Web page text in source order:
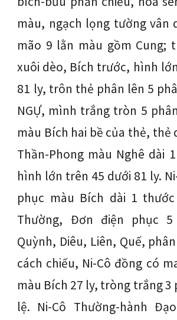
màu, ngạch lọng tường vân
mão 9 lằn màu gồm Cung;
xuôi dèo, Bích trước, hình
81 ly, trôn thẻ phân lên 5
NGỰ, mình trắng tròn 5
màu Bích hai bề của thẻ, thẻ
Thần-Phong màu Nghê dài
hình lớn trên 45 dưới 81 ly.
phục màu Bích dài 1
Thường, Đơn điện phục 5
Quỳnh, Diêu, Liên, Quế,
cách chiếu, Ni-Cô đồng có
màu Bích 27 ly, tròng trắng 3
lệ. Ni-Cô Thường-hành